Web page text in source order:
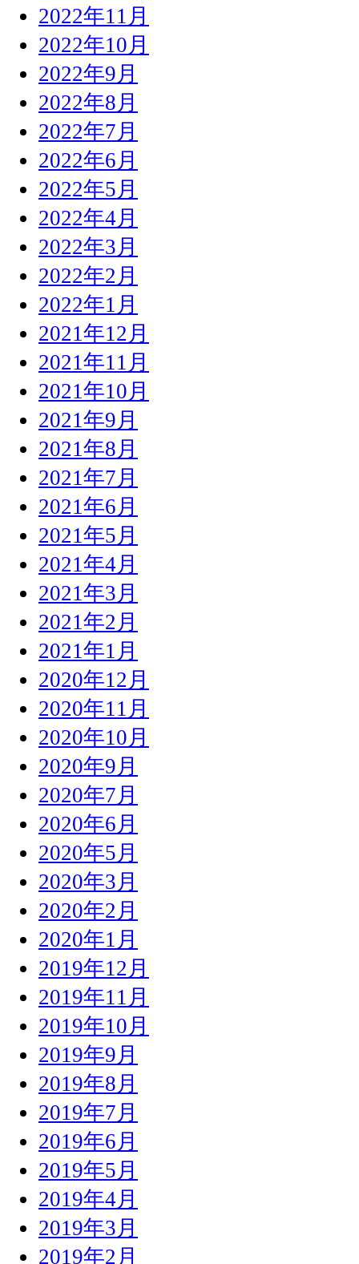
2022年11月
2022年10月
2022年9月
2022年8月
2022年7月
2022年6月
2022年5月
2022年4月
2022年3月
2022年2月
2022年1月
2021年12月
2021年11月
2021年10月
2021年9月
2021年8月
2021年7月
2021年6月
2021年5月
2021年4月
2021年3月
2021年2月
2021年1月
2020年12月
2020年11月
2020年10月
2020年9月
2020年7月
2020年6月
2020年5月
2020年3月
2020年2月
2020年1月
2019年12月
2019年11月
2019年10月
2019年9月
2019年8月
2019年7月
2019年6月
2019年5月
2019年4月
2019年3月
2019年2月